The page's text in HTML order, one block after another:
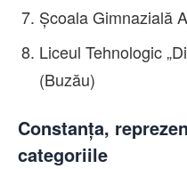
Școala Gimnazială
Liceul Tehnologic
(Buzău)
Constanța,
categoriile